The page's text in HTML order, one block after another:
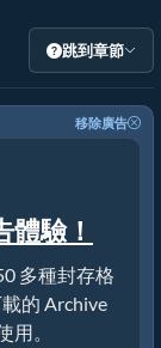
跳到章節
移除廣告
驗！
多種封存格
的 Archive
用。